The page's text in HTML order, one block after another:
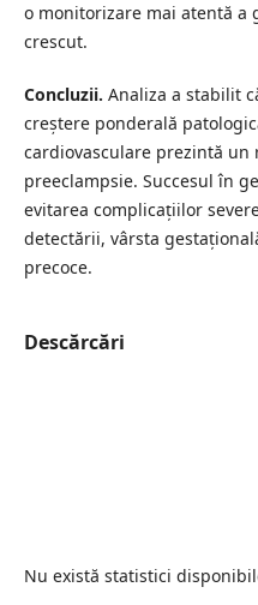
o monitorizare mai atentă
crescut.
Concluzii. Analiza a stabilit
creștere ponderală
cardiovasculare prezintă un
preeclampsie. Succesul în
evitarea complicațiilor
detectării, vârsta
precoce.
Descărcări
Nu există statistici